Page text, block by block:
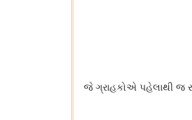
જે ગ્રાહકોએ પહેલાથી જ